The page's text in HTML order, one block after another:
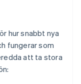
hur snabbt nya
fungerar som
att ta stora